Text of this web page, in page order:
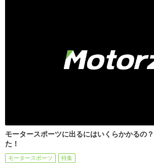
モータースポーツに出るにはいくらかかるの
た！
モータースポーツ 特集